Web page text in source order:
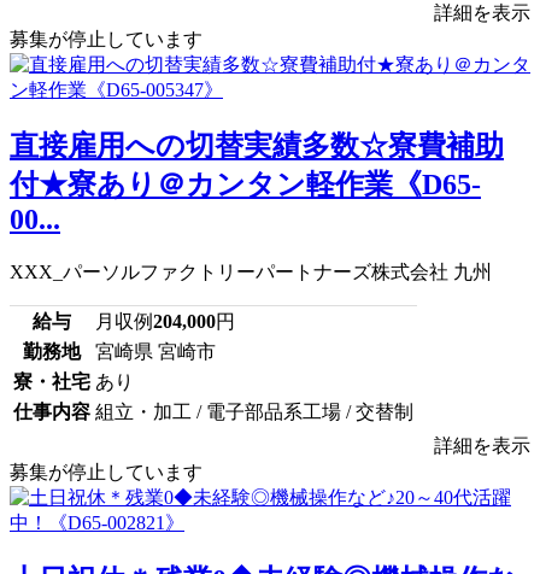
詳細を表示
募集が停止しています
直接雇用への切替実績多数☆寮費補助
付★寮あり＠カンタン軽作業《D65-
00...
XXX_パーソルファクトリーパートナーズ株式会社 九州
給与 月収例204,000円
勤務地
宮崎県 宮崎市
寮・社宅 あり
仕事内容 組立・加工 / 電子部品系工場 / 交替制
詳細を表示
募集が停止しています